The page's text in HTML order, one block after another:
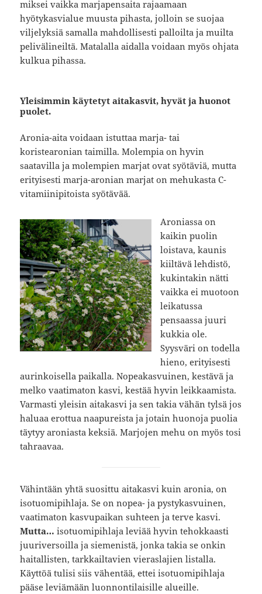
miksei vaikka marjapensaita rajaamaan
hyötykasvialue muusta pihasta, jolloin se suojaa
viljelyksiä samalla mahdollisesti palloilta ja muilta
pelivälineiltä. Matalalla aidalla voidaan myös ohjata
kulkua pihassa.
Yleisimmin käytetyt aitakasvit, hyvät ja huonot
puolet.
Aronia-aita voidaan istuttaa marja- tai
koristearonian taimilla. Molempia on hyvin
saatavilla ja molempien marjat ovat syötäviä, mutta
erityisesti marja-aronian marjat on mehukasta C-
vitamiinipitoista syötävää.
Aroniassa on
kaikin puolin
loistava, kaunis
kiiltävä lehdistö,
kukintakin nätti
vaikka ei muotoon
leikatussa
pensaassa juuri
kukkia ole.
Syysväri on todella
hieno, erityisesti
aurinkoisella paikalla. Nopeakasvuinen, kestävä ja
melko vaatimaton kasvi, kestää hyvin leikkaamista.
Varmasti yleisin aitakasvi ja sen takia vähän tylsä jos
haluaa erottua naapureista ja jotain huonoja puolia
täytyy aroniasta keksiä. Marjojen mehu on myös tosi
tahraavaa.
Vähintään yhtä suosittu aitakasvi kuin aronia, on
isotuomipihlaja. Se on nopea- ja pystykasvuinen,
vaatimaton kasvupaikan suhteen ja terve kasvi.
Mutta… isotuomipihlaja leviää hyvin tehokkaasti
juuriversoilla ja siemenistä, jonka takia se onkin
haitallisten, tarkkailtavien vieraslajien listalla.
Käyttöä tulisi siis vähentää, ettei isotuomipihlaja
pääse leviämään luonnontilaisille alueille.